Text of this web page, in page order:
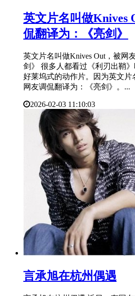
英文片名叫做Knives
侃翻译为：《亮剑》
英文片名叫做Knives Out，被网
剑》 很多人都看过《利刃出鞘
好莱坞式的动作片。因为英文片
网友调侃翻译为：《亮剑》。...
2026-02-03 11:10:03
​言承旭在杭州偶遇